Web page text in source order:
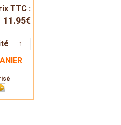
TTC :
11.95€